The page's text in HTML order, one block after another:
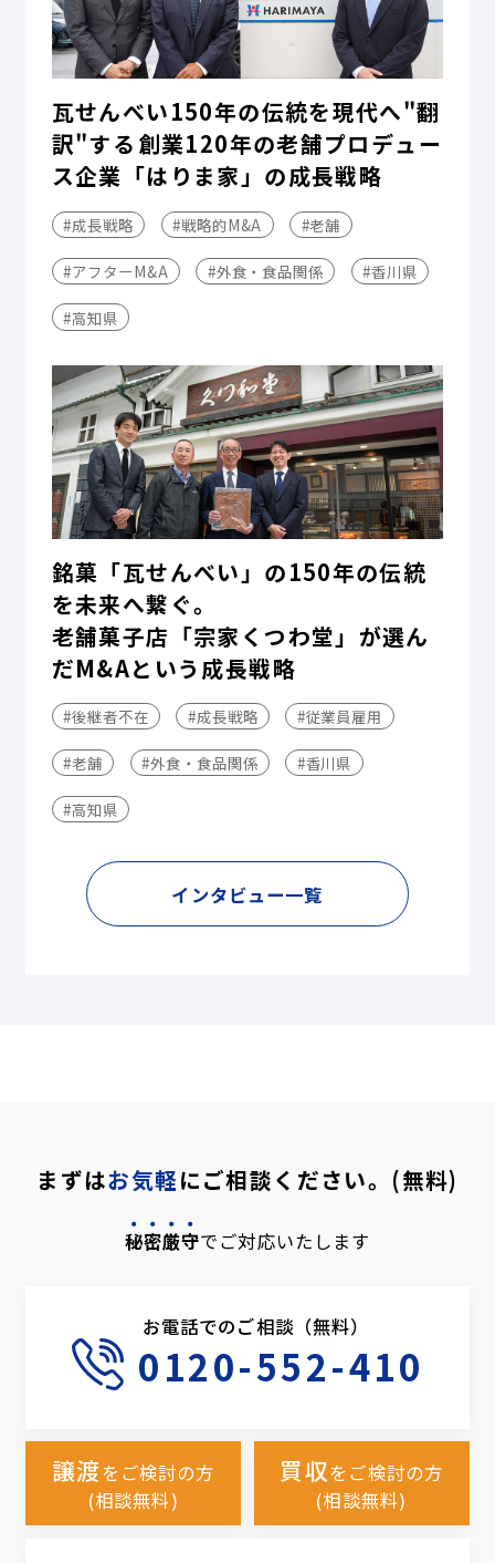
瓦せんべい150年の伝統を現代へ"翻
訳"する――創業120年の老舗プロデュー
ス企業「はりま家」の成長戦略
#成長戦略 #戦略的M&A #老舗
#アフターM&A #外食・食品関係 #香川県
#高知県
銘菓「瓦せんべい」の150年の伝統
を未来へ繋ぐ。
老舗菓子店「宗家くつわ堂」が選ん
だM&Aという成長戦略
#後継者不在 #成長戦略 #従業員雇用
#老舗 #外食・食品関係 #香川県
#高知県
インタビュー一覧
まずはお気軽にご相談ください。(無料)
秘密厳守でご対応いたします
お電話でのご相談（無料）
0120-552-410
譲渡をご検討の方
(相談無料)
買収をご検討の方
(相談無料)